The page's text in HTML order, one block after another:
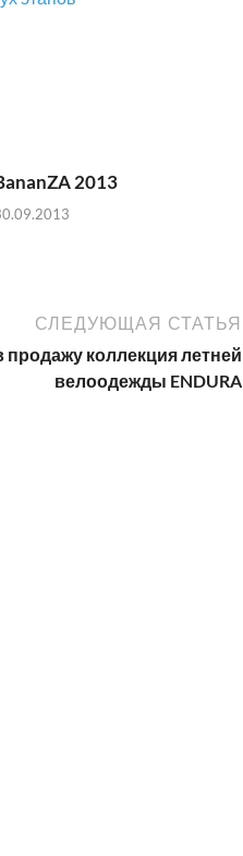
2013
СЛЕДУЮЩАЯ СТАТЬЯ
продажу коллекция летней
велоодежды ENDURA